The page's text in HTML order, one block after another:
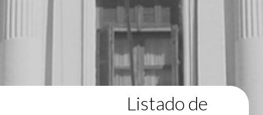
Listado de